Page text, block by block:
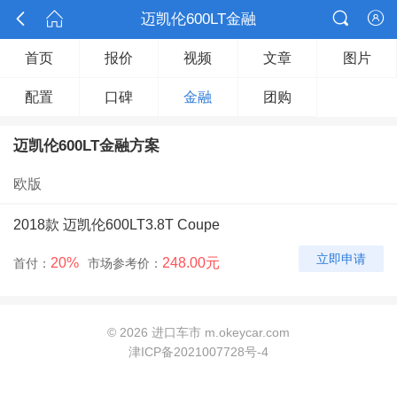
  迈凯伦600LT金融 

首页 报价 视频 文章 图片
配置 口碑 金融 团购
迈凯伦600LT金融方案
欧版
2018款 迈凯伦600LT3.8T Coupe
首付： 20% 市场参考价： 248.00元 立即申请
© 2026 进口车市 m.okeycar.com
津ICP备2021007728号-4